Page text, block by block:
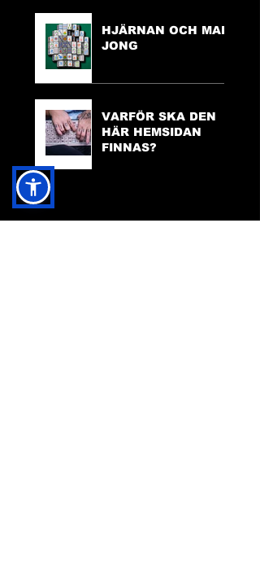
HJÄRNAN OCH MAH
JONG
VARFÖR SKA DEN
HÄR HEMSIDAN
FINNAS?